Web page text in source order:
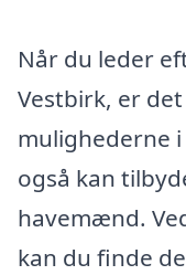
Når du leder
Vestbirk, er
mulighederne
også kan
havemænd.
kan du finde